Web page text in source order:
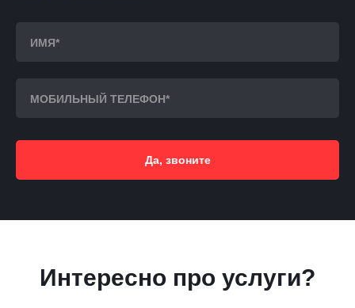
Да, звоните
Интересно про услуги?